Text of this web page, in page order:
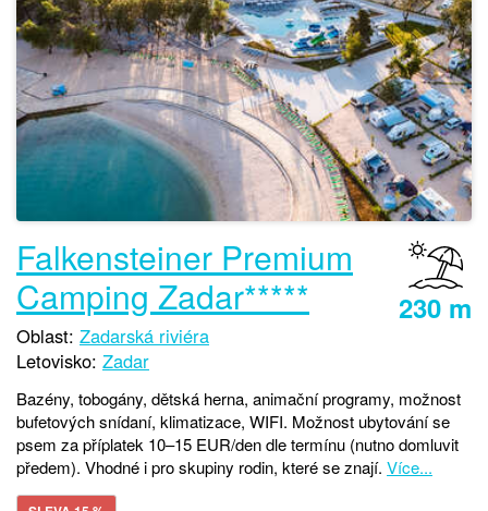
230 m
Falkensteiner Premium
Camping Zadar*****
Oblast: Zadarská riviéra
Letovisko: Zadar
Bazény, tobogány, dětská herna, animační programy, možnost
bufetových snídaní, klimatizace, WIFI. Možnost ubytování se
psem za příplatek 10–15 EUR/den dle termínu (nutno domluvit
předem). Vhodné i pro skupiny rodin, které se znají. Více...